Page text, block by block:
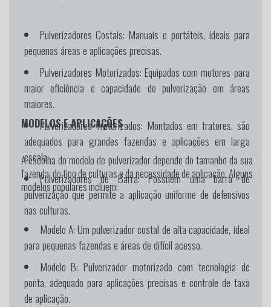
Pulverizadores Costais: Manuais e portáteis, ideais para
pequenas áreas e aplicações precisas.
Pulverizadores Motorizados: Equipados com motores para
maior eficiência e capacidade de pulverização em áreas
maiores.
Pulverizadores Tratorizados: Montados em tratores, são
adequados para grandes fazendas e aplicações em larga
escala.
Pulverizadores de Barra:Possuem uma barra de
pulverização que permite a aplicação uniforme de defensivos
nas culturas.
MODELOS E APLICAÇÕES
A escolha do modelo de pulverizador depende do tamanho da sua
fazenda, do tipo de culturas e da necessidade de aplicação. Alguns
modelos populares incluem:
Modelo A:Um pulverizador costal de alta capacidade, ideal
para pequenas fazendas e áreas de difícil acesso.
Modelo B: Pulverizador motorizado com tecnologia de
ponta, adequado para aplicações precisas e controle de taxa
de aplicação.